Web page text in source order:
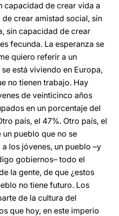
capacidad de crear vida a
crear amistad social, sin
sin capacidad de crear
fecunda. La esperanza se
quiero referir a un
está viviendo en Europa,
no tienen trabajo. Hay
de veinticinco años
en un porcentaje del
país, el 47%. Otro país, el
un pueblo que no se
los jóvenes, un pueblo –y
gobiernos– todo el
la gente, de que ¿estos
no tiene futuro. Los
de la cultura del
que hoy, en este imperio